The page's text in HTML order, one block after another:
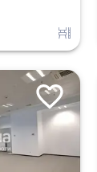
obzavejdne_0